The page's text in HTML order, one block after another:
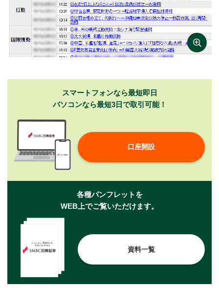
スマートフォンなら最短即日
パソコンなら最短3日で取引可能！
口座開設
各種パンフレットを
WEB上でご覧いただけます。
資料一覧